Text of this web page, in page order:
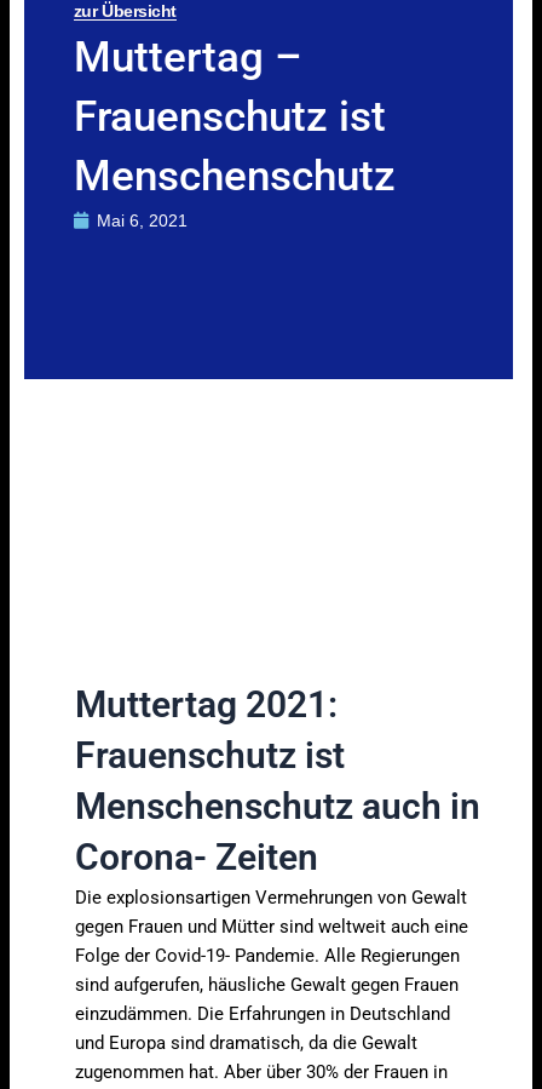
zur Übersicht
Muttertag –
Frauenschutz ist
Menschenschutz
Mai 6, 2021
Muttertag 2021:
Frauenschutz ist
Menschenschutz auch in
Corona- Zeiten
Die explosionsartigen Vermehrungen von Gewalt
gegen Frauen und Mütter sind weltweit auch eine
Folge der Covid-19- Pandemie. Alle Regierungen
sind aufgerufen, häusliche Gewalt gegen Frauen
einzudämmen. Die Erfahrungen in Deutschland
und Europa sind dramatisch, da die Gewalt
zugenommen hat. Aber über 30% der Frauen in